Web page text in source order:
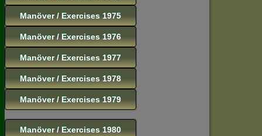
Manöver / Exercises 1975
Manöver / Exercises 1976
Manöver / Exercises 1977
Manöver / Exercises 1978
Manöver / Exercises 1979
Manöver / Exercises 1980